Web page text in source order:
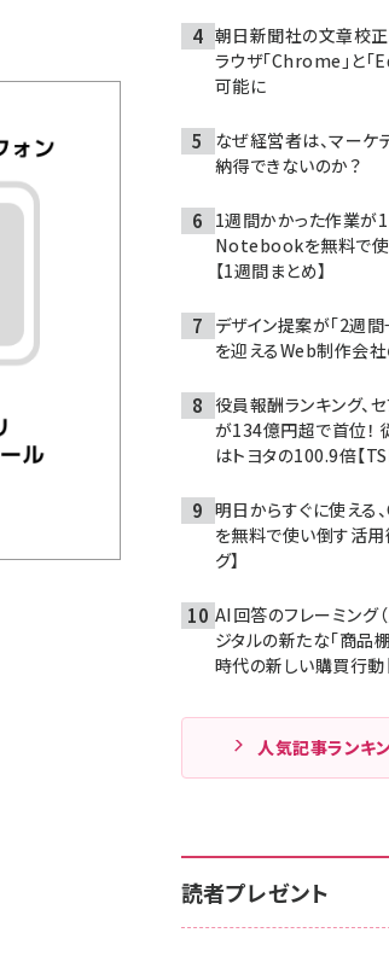
朝日新聞社の文章校
ラウザ「Chrome」と
可能に
なぜ経営者は、マーケ
納得できないのか？
1週間かかった作業が
Notebookを無料で使
【1週間まとめ】
デザイン提案が「2週
を迎えるWeb制作会
役員報酬ランキング、
が134億円超で首位！
はトヨタの100.9倍【
明日からすぐに使え
を無料で使い倒す活用
グ】
AI回答のフレーミング
ジタルの新たな「商品
時代の新しい購買行動
人気記事ランキ
読者プレゼント